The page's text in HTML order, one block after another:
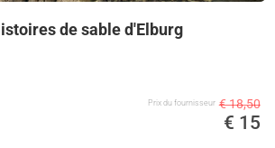
de sable d'Elburg
Prix ​​du fournisseur € 18,50
€ 15